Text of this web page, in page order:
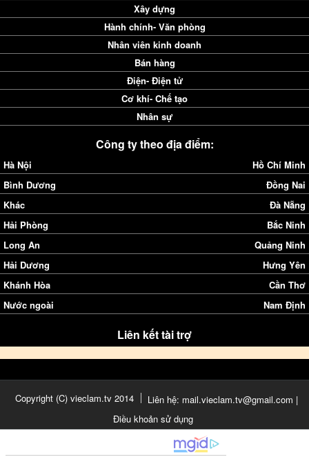
Xây dựng
Hành chính- Văn phòng
Nhân viên kinh doanh
Bán hàng
Điện- Điện tử
Cơ khí- Chế tạo
Nhân sự
Công ty theo địa điểm:
Hà Nội
Hồ Chí Minh
Bình Dương
Đồng Nai
Khác
Đà Nẵng
Hải Phòng
Bắc Ninh
Long An
Quảng Ninh
Hải Dương
Hưng Yên
Khánh Hòa
Cần Thơ
Nước ngoài
Nam Định
Liên kết tài trợ
Copyright (C) vieclam.tv 2014
Liên hệ: mail.vieclam.tv@gmail.com |
Điều khoản sử dụng